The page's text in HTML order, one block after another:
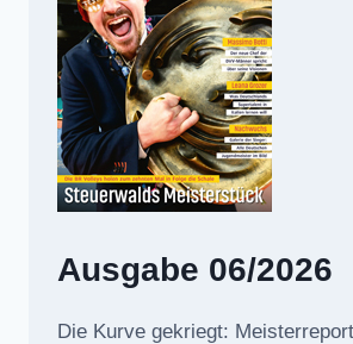
Ausgabe 06/2026
Die Kurve gekriegt: